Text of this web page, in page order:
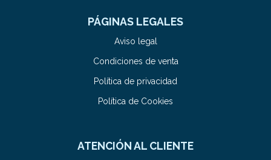
PÁGINAS LEGALES
Aviso legal
Condiciones de venta
Política de privacidad
Política de Cookies
ATENCIÓN AL CLIENTE